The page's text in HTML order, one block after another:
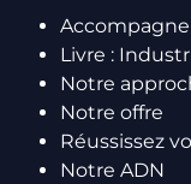
Livre :
Notre
Notre offre
Réussissez
Notre ADN